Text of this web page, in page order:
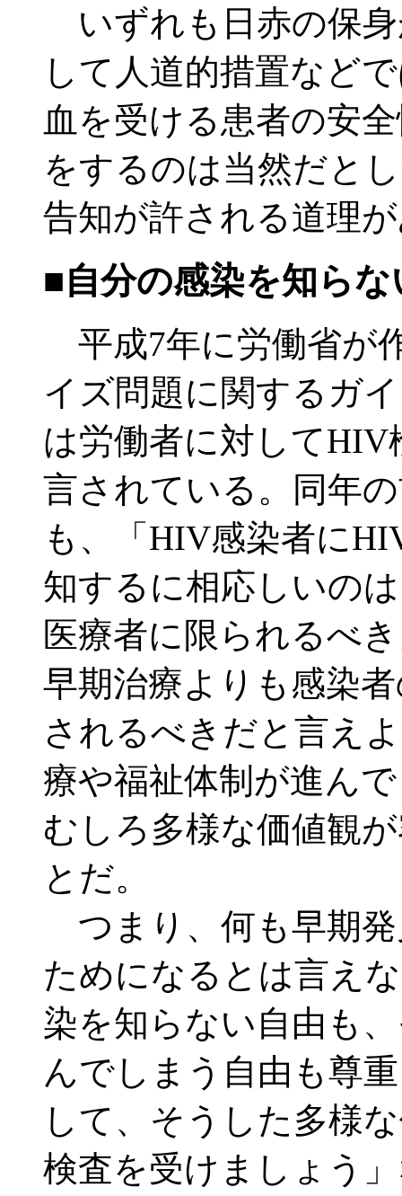
いずれも日赤の保
して人道的措置など
血を受ける患者の安
をするのは当然だと
告知が許される道理
■自分の感染を知らな
平成7年に労働省が
イズ問題に関するガ
は労働者に対して
言されている。同年
も、「HIV感染者に
知するに相応しいの
医療者に限られるべ
早期治療よりも感染
されるべきだと言え
療や福祉体制が進ん
むしろ多様な価値観
とだ。
つまり、何も早期発
ためになるとは言え
染を知らない自由も
んでしまう自由も尊
して、そうした多様
検査を受けましょう